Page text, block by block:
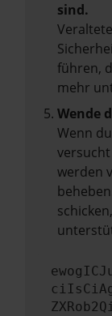
sind.
führen,
mehr
Wende
Wenn
werden